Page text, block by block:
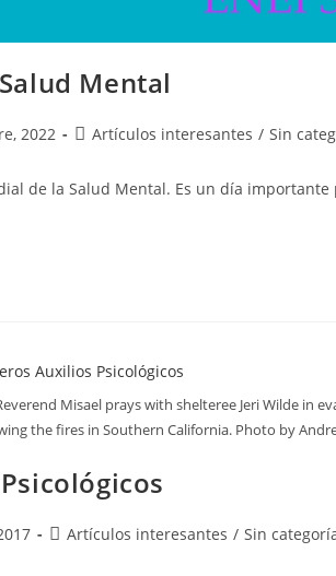
Mental
2022 Artículos interesantes / Sin
de la Salud Mental. Es un día
Misael prays with shelteree Jeri Wilde in
the fires in Southern California. Photo by
Artículos interesantes / Sin